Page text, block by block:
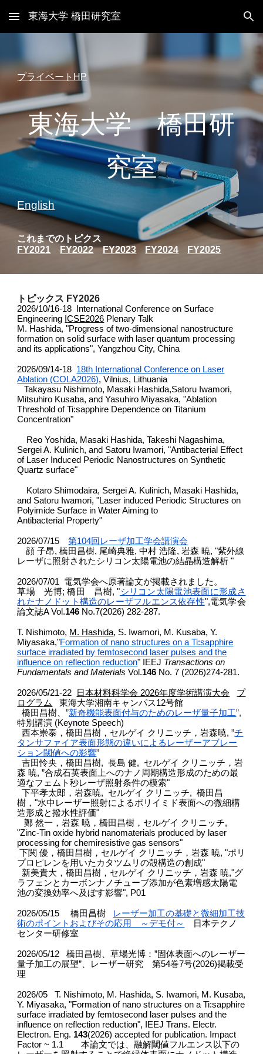
Skip to main content Skip to navigation
東海大学 橋田研究室
プライベートHP
東海大学 橋田研
究室
English
これまでのトピクス
FY2021
FY2022 FY2023 FY2024 FY2025
トピックス FY2026
2026/10/16-18 International Conference on Surface
Engineering ICSE2026 Plenary Talk
M. Hashida, "Progress of two-dimensional nanostructure
formation on solid surface with laser quantum processing
and its applications", Yangzhou City, China
2026/09/14-18 18th International Conference on Laser
Ablation (COLA2026), Vilnius, Lithuania
Takayasu Nishimoto, Masaki Hashida,Satoru Iwamori,
Mitsuhiro Kusaba, and Yasuhiro Miyasaka, "Ablation
Threshold of Ti:sapphire Dependence on Titanium
Concentration"
Reo Yoshida, Masaki Hashida, Takeshi Nagashima,
Sergei A. Kulinich, and Satoru Iwamori, "Antibacterial Effect
of Laser Induced Periodic Nanostructures on Synthetic
Quartz surface"
Kotaro Shimodaira, Sergei A. Kulinich, Masaki Hashida,
and Satoru Iwamori, "Laser induced Periodic Structures on
Polyimide Surface in Water Aiming to
Antibacterial Property"
2026/07/15第104回レーザ加工学会講演会
顔 子昂, 橋田昌樹, 尾崎典雅, 中村 浩隆, 岩森 暁, "紫外線
レーザに照射されたシリコン太陽電池の結晶構造解析 "
2026/07/01 電気学会へ原著論文が掲載されました。
草場 光博; 橋田 昌樹, "シリコン太陽電池表面に形成さ
れたナノドット構造のレーザフルエンス依存性",電気学会
論文誌AVol.146 No.7(2026) 282-287.
T. Nishimoto, M. Hashida, S. Iwamori, M. Kusaba, Y.
Miyasaka,"Formation of nano structures on a Ti:sapphire
surface irradiated by femtosecond laser pulses and the
influence on reflection reduction" IEEJ Transactions on
Fundamentals and Materials Vol.146 No. 7 (2026)274-281.
2026/05/21-22 日本材料科学会 2026年度学術講演大会
プ
ログラム
東海大学湘南キャンパス12号館
橋田昌樹、”新奇機能表面付与のためのレーザ量子加工”,
特別講演 (Keynote Speech)
西本崇泰 ，橋田昌樹，セルゲイ クリニッチ，岩森暁,”チ
タンサファイア表面形態の違いによるレーザーアブレー
ション閾値への影響”
吉田怜央，橋田昌樹, 長島 健, セルゲイ クリニッチ，岩
森 暁, ”合成石英表面上へのナノ周期構造形成のための最
適なフェムト秒レーザ照射条件の模索"
下平孝太郎，岩森暁, セルゲイ クリニッチ,橋田昌
樹，"水中レーザー照射によるポリイミド表面への微細構
造形成と撥水性評価"
鄭 然一，岩森 暁，橋田昌樹，セルゲイ クリニッチ,
"Zinc-Tin oxide hybrid nanomaterials produced by laser
processing for chemiresistive gas sensors"
下関 優，橋田昌樹，セルゲイ クリニッチ，岩森 暁, "ポリ
プロピレンを用いたカタツムリの殻構造の創成"
新美貴大，橋田昌樹，セルゲイ クリニッチ，岩森 暁,"グ
ラフェンとカーボンナノチューブ添加が色素増感太陽電
池の変換効率へ及ぼす影響", P01
2026/05/15 橋田昌樹 レーザー加工の基礎と微細加工技
術のポイントおよびその応用 ～デモ付～
日本テクノ
センター研修室
2026/05/12 橋田昌樹、草場光博：”固体表面へのレーザー
量子加工の展望”、レーザー研究 第54巻7号(2026)掲載受
理
2026/05 T. Nishimoto, M. Hashida, S. Iwamori, M. Kusaba,
Y. Miyasaka, "Formation of nano structures on a Ti:sapphire
surface irradiated by femtosecond laser pulses and the
influence on reflection reduction", IEEJ Trans. Electr.
Electron. Eng. 143(2026) accepted for publication. Impact
Factor ~ 1.1 本論文では、融解閾値フルエンス以下の